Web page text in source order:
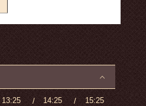
13:25 14:25
15:25